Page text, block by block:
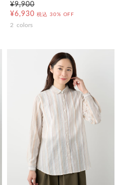
¥9,900
¥6,930 税込 30% OFF
2 colors